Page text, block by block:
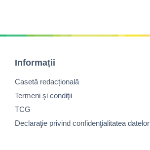
Informații
Casetă redacțională
Termeni şi condiţii
TCG
Declaraţie privind confidenţialitatea datelor